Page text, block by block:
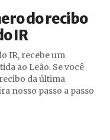
do recibo
IR
IR, recebe um
ao Leão. Se você
da última
nosso passo a passo